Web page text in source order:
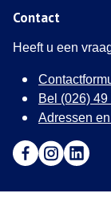
Contact
Heeft u een
Bel (026) 49
Adressen